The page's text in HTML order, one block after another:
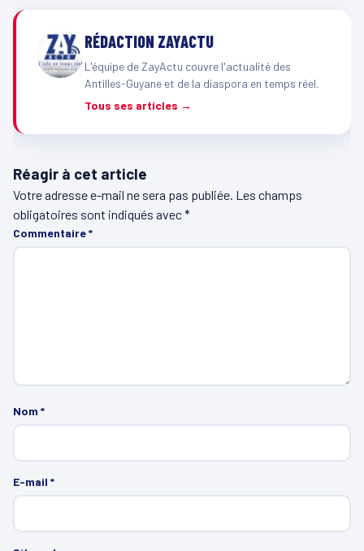
RÉDACTION ZAYACTU
L'équipe de ZayActu couvre l'actualité des
Antilles-Guyane et de la diaspora en temps réel.
Tous ses articles →
Réagir à cet article
Votre adresse e-mail ne sera pas publiée. Les champs
obligatoires sont indiqués avec*
Commentaire*
Nom *
E-mail *